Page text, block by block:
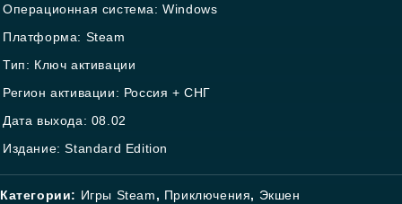
Операционная система: Windows
Платформа: Steam
Тип: Ключ активации
Регион активации: Россия + СНГ
Дата выхода: 08.02
Издание: Standard Edition
Категории: Игры Steam, Приключения, Экшен